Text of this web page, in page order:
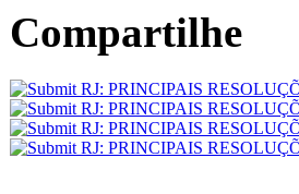
Compartilhe